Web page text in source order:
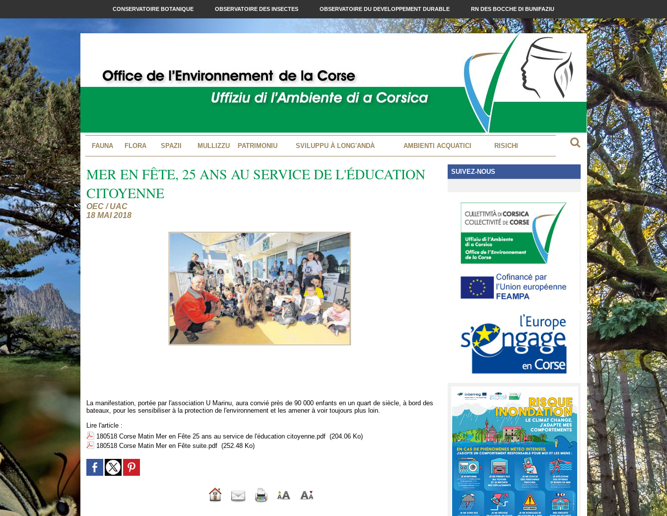
CONSERVATOIRE BOTANIQUE OBSERVATOIRE DES INSECTES OBSERVATOIRE DU DEVELOPPEMENT DURABLE RN DES BOCCHE DI BUNIFAZIU
FAUNA FLORA SPAZII MULLIZZU PATRIMONIU SVILUPPU À LONG'ANDÀ AMBIENTI ACQUATICI RISICHI
MER EN FÊTE, 25 ANS AU SERVICE DE L'ÉDUCATION
CITOYENNE
OEC / UAC
18 MAI 2018
La manifestation, portée par l'association U Marinu, aura convié près de 90 000 enfants en un quart de siècle, à bord des
bateaux, pour les sensibiliser à la protection de l'environnement et les amener à voir toujours plus loin.
Lire l'article :
180518 Corse Matin Mer en Fête 25 ans au service de l'éducation citoyenne.pdf (204.06 Ko)
180518 Corse Matin Mer en Fête suite.pdf (252.48 Ko)
SUIVEZ-NOUS